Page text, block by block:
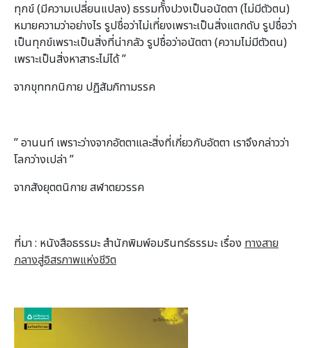
ทุกข์ (มีความเปลี่ยนแปลง) ธรรมทัั้งปวงเป็นอนัตตา (ไม่มีตัวตน)
หมายความว่าอย่างไร รูปชื่อว่าไม่เที่ยงเพราะเป็นสิ่งแตกดับ รูปชื่อว่า
เป็นทุกข์เพราะเป็นสิ่งที่น่ากลัว รูปชื่อว่าอนัตตา (ความไม่มีตัวตน)
เพราะเป็นสิ่งหาสาระไม่ได้ ”
จากขุททกนิกาย ปฏิสัมภิทามรรค
” อานนท์ เพราะว่างจากอัตตาและสิ่งที่เกี่ยวกับอัตตา เราจึงกล่าวว่า
โลกว่างเปล่า ”
จากสังยุตตนิกาย สฬาตยวรรค
ที่มา : หนังสือธรรมะ สำนักพิมพ์อมรินทร์ธรรมะ เรื่อง ทางสาย
กลางสู่อิสรภาพแห่งชีวิต